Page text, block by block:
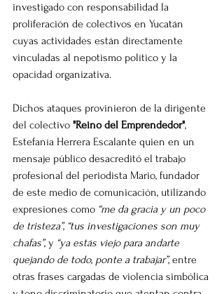
investigado con responsabilidad la
proliferación de colectivos en Yucatán
cuyas actividades están directamente
vinculadas al nepotismo político y la
opacidad organizativa.
Dichos ataques provinieron de la dirigente
del colectivo "Reino del Emprendedor",
Estefanía Herrera Escalante quien en un
mensaje público desacreditó el trabajo
profesional del periodista Mario, fundador
de este medio de comunicación, utilizando
expresiones como “me da gracia y un poco
de tristeza”, “tus investigaciones son muy
chafas”, y “ya estás viejo para andarte
quejando de todo, ponte a trabajar”, entre
otras frases cargadas de violencia simbólica